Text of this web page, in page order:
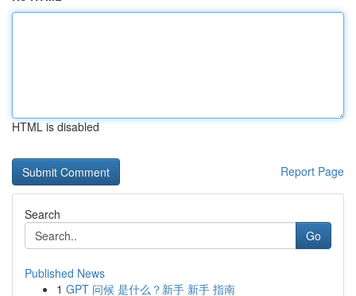
HTML is disabled
Report Page
Search
Go
Published News
1 GPT 问候 是什么？新手 新手 指南